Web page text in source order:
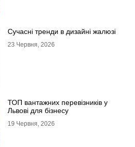
Сучасні тренди в дизайні жалюзі
23 Червня, 2026
ТОП вантажних перевізників у
Львові для бізнесу
19 Червня, 2026